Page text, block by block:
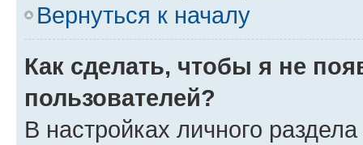
Вернуться к началу
Как сделать, чтобы я не
пользователей?
В настройках личного